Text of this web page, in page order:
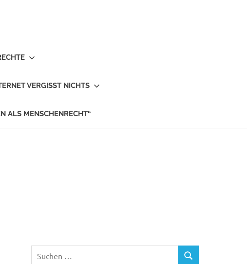
VERGISST NICHTS
ALS MENSCHENRECHT“
Suchen
SUCHEN